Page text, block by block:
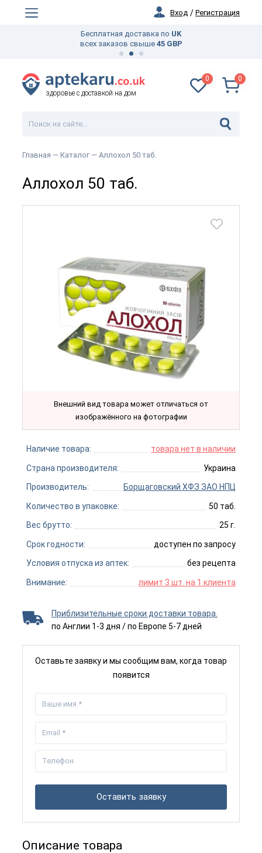
Вход / Регистрация
Бесплатная доставка по UK
всех заказов свыше 45 GBP
здоровье с доставкой на дом
0 0
Главная — Каталог — Аллохол 50 таб.
Аллохол 50 таб.
Внешний вид товара может отличаться от
изображённого на фотографии
Наличие товара: товара нет в наличии
Страна производителя: Украина
Производитель: Борщаговский ХФЗ ЗАО НПЦ
Количество в упаковке: 50 таб.
Вес брутто: 25 г.
Срок годности: доступен по запросу
Условия отпуска из аптек: без рецепта
Внимание: лимит 3 шт. на 1 клиента
Приблизительные сроки доставки товара.
по Англии 1-3 дня / по Европе 5-7 дней
Оставьте заявку и мы сообщим вам, когда товар
появится
Оставить заявку
Описание товара